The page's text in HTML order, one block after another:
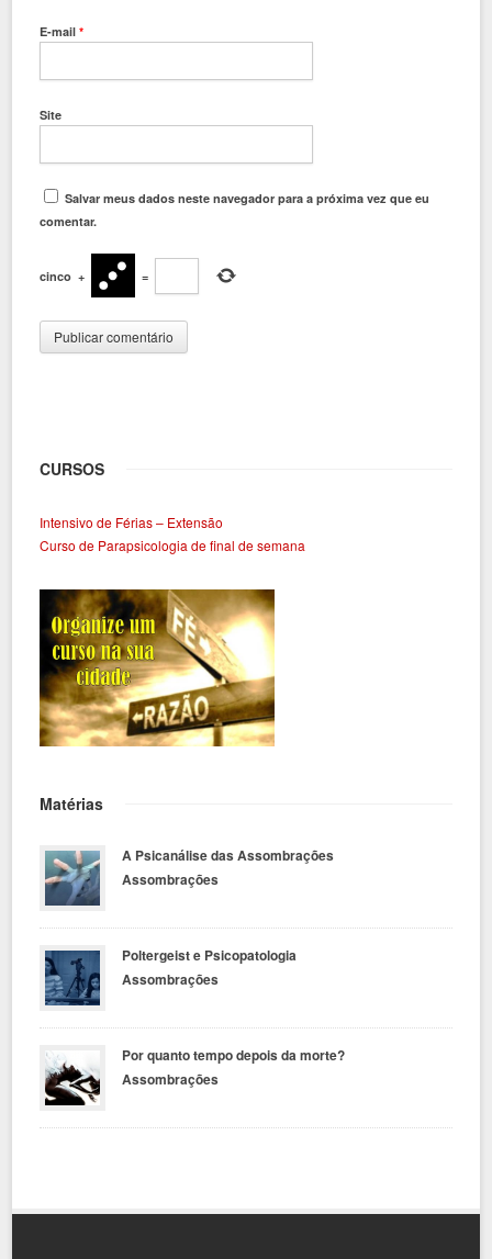
E-mail*
Site
Salvar meus dados neste navegador para a próxima vez que eu
comentar.
cinco + =
CURSOS
Intensivo de Férias – Extensão
Curso de Parapsicologia de final de semana
Matérias
A Psicanálise das Assombrações
Assombrações
Poltergeist e Psicopatologia
Assombrações
Por quanto tempo depois da morte?
Assombrações